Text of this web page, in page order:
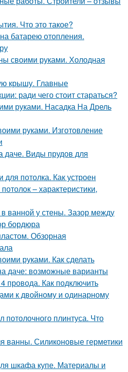
Что это такое?
батарею отопления.
своими руками. Холодная
крышу. Главные
ради чего стоит стараться?
руками. Насадка На Дрель
руками. Изготовление
даче. Виды прудов для
потолка. Как устроен
– характеристики,
ванной у стены. Зазор между
бордюра
Обзорная
руками. Как сделать
даче: возможные варианты
провода. Как подключить
к двойному и одинарному
потолочного плинтуса. Что
ванны. Силиконовые герметики
шкафа купе. Материалы и